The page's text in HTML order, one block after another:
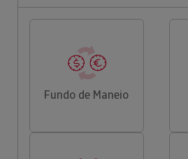
Fundo de Maneio